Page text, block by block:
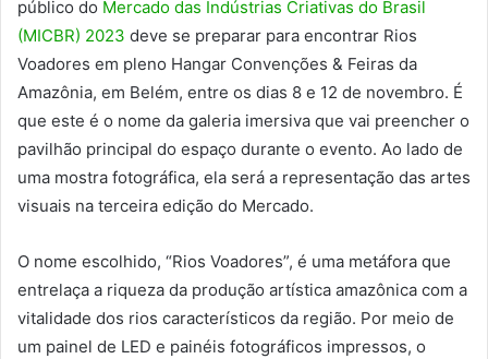
público do Mercado das Indústrias Criativas do Brasil
(MICBR) 2023 deve se preparar para encontrar Rios
Voadores em pleno Hangar Convenções & Feiras da
Amazônia, em Belém, entre os dias 8 e 12 de novembro. É
que este é o nome da galeria imersiva que vai preencher o
pavilhão principal do espaço durante o evento. Ao lado de
uma mostra fotográfica, ela será a representação das artes
visuais na terceira edição do Mercado.
O nome escolhido, “Rios Voadores”, é uma metáfora que
entrelaça a riqueza da produção artística amazônica com a
vitalidade dos rios característicos da região. Por meio de
um painel de LED e painéis fotográficos impressos, o